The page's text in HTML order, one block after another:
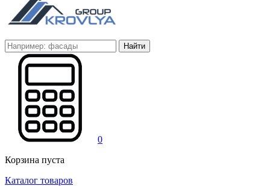
Найти
0
Корзина пуста
Каталог товаров